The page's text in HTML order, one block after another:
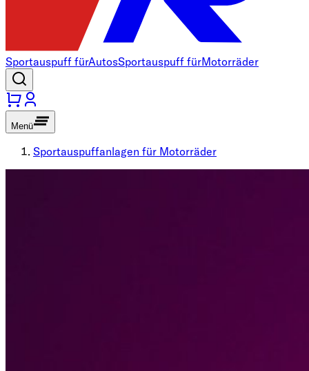
Sportauspuff fürAutosSportauspuff fürMotorräder
Menü
Sportauspuffanlagen für Motorräder